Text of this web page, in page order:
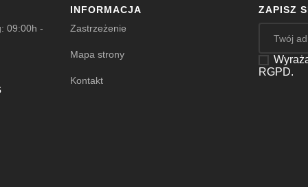
09:00h -
INFORMACJA
Zastrzeżenie
Mapa strony
Kontakt
ZAPISZ
RGPD.